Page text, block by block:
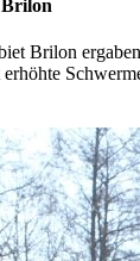
Brilon
Brilon